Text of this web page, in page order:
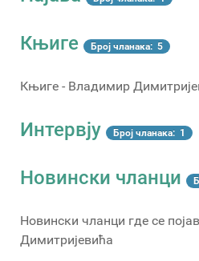
Књиге Број чланака: 5
Књиге - Владимир
Интервју Број чланака: 1
Новински чланци
Новински чланци где се
Димитријевића